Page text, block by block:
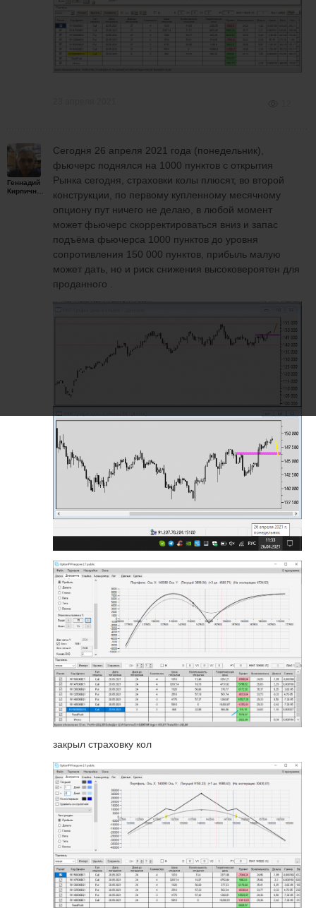
Геннадий
Сегодня 26 апреля 2021 года (понедельник),
фьючерс поднялся на 1000 пунктов с открытия
Рынка сегодня, страховки колы плюсят, во второй
конструкции, по первому купленному месячному
опциону пут ничего не делаю, в любой момент
может фьючерс скорректироваться вниз и запас
подъёма фьючерса 1000 пунктов до уровня
сопротивления 150 000 пунктов, прибыль малую
может дать, но и риск снижения высоковероятен для
проданного .
закрыл страховку кол